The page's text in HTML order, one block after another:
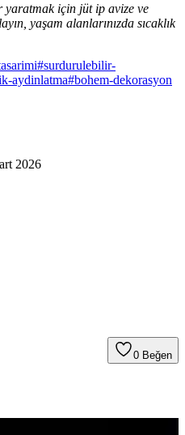
yaratmak için jüt ip avize ve
yaşam alanlarınızda sıcaklık
#surdurulebilir-
aydinlatma#bohem-dekorasyon
2026
0 Beğen